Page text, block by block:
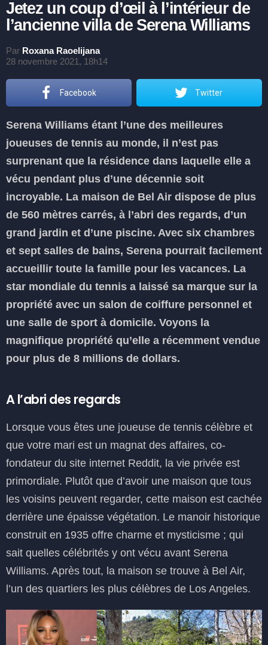
Jetez un coup d’œil à l’intérieur de
l’ancienne villa de Serena Williams
Par Roxana Raoelijana
28 novembre 2021, 18h14
Facebook Twitter
Serena Williams étant l’une des meilleures
joueuses de tennis au monde, il n’est pas
surprenant que la résidence dans laquelle elle a
vécu pendant plus d’une décennie soit
incroyable. La maison de Bel Air dispose de plus
de 560 mètres carrés, à l’abri des regards, d’un
grand jardin et d’une piscine. Avec six chambres
et sept salles de bains, Serena pourrait facilement
accueillir toute la famille pour les vacances. La
star mondiale du tennis a laissé sa marque sur la
propriété avec un salon de coiffure personnel et
une salle de sport à domicile. Voyons la
magnifique propriété qu’elle a récemment vendue
pour plus de 8 millions de dollars.
A l’abri des regards
Lorsque vous êtes une joueuse de tennis célèbre et
que votre mari est un magnat des affaires, co-
fondateur du site internet Reddit, la vie privée est
primordiale. Plutôt que d’avoir une maison que tous
les voisins peuvent regarder, cette maison est cachée
derrière une épaisse végétation. Le manoir historique
construit en 1935 offre charme et mysticisme ; qui
sait quelles célébrités y ont vécu avant Serena
Williams. Après tout, la maison se trouve à Bel Air,
l’un des quartiers les plus célèbres de Los Angeles.